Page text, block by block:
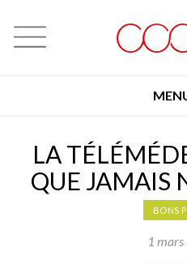
LA
QUE JAMAIS
BONS
1